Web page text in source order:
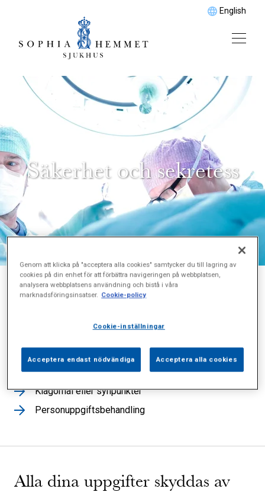
English
Säkerhet och sekretess
Säker vård
Säkerhet och sekretess
Prover och kvalitetsregister
Klagomål eller synpunkter
Personuppgiftsbehandling
Alla dina uppgifter skyddas av
Genom att klicka på "acceptera alla cookies" samtycker du till lagring av
cookies på din enhet för att förbättra navigeringen på webbplatsen,
analysera webbplatsens användning och bistå i våra
marknadsföringsinsatser. Cookie-policy
Cookie-inställningar
Acceptera endast nödvändiga Acceptera alla cookies